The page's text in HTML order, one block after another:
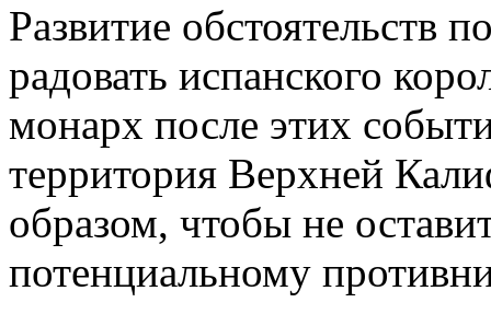
Развитие обстоятельств
радовать испанского
монарх после этих
территория Верхней
образом, чтобы не
потенциальному